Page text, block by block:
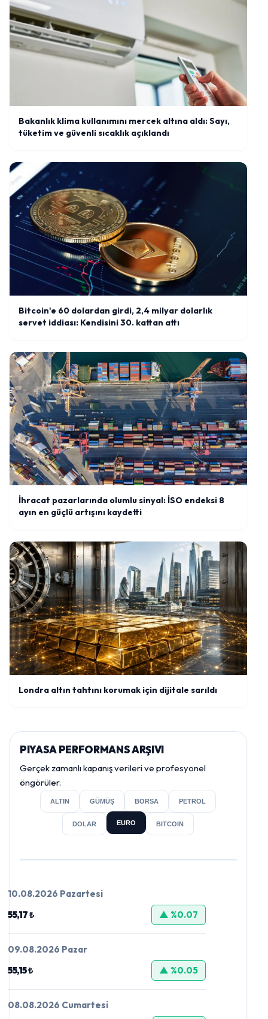
Bakanlık klima kullanımını mercek altına aldı: Sayı,
tüketim ve güvenli sıcaklık açıklandı
Bitcoin'e 60 dolardan girdi, 2,4 milyar dolarlık
servet iddiası: Kendisini 30. kattan attı
İhracat pazarlarında olumlu sinyal: İSO endeksi 8
ayın en güçlü artışını kaydetti
Londra altın tahtını korumak için dijitale sarıldı
PIYASA PERFORMANS ARŞIVI
Gerçek zamanlı kapanış verileri ve profesyonel
öngörüler.
ALTIN GÜMÜŞ BORSA PETROL
DOLAR EURO BITCOIN
10.08.2026 Pazartesi
55,17 ₺
▲ %0.07
09.08.2026 Pazar
55,15 ₺
▲ %0.05
08.08.2026 Cumartesi